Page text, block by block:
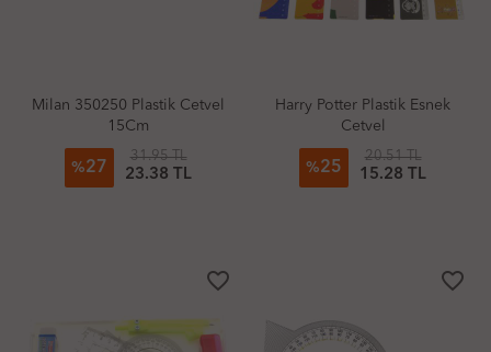
Milan 350250 Plastik Cetvel
15Cm
%27
31.95 TL
23.38 TL
Harry Potter Plastik Esnek
Cetvel
%25
20.51 TL
15.28 TL
favorite_border favorite_border